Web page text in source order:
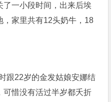
了一小段时间，出来后埃
，家里共有12头奶牛，18
跟22岁的金发姑娘安娜结
可惜没有活过半岁都夭折